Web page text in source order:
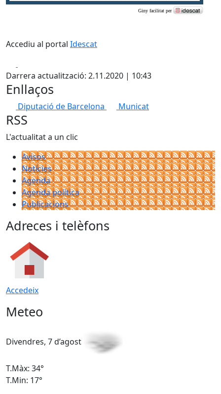
Accediu al portal Idescat
Darrera actualització: 2.11.2020 | 10:43
Enllaços
Diputació de Barcelona Municat
RSS
L'actualitat a un clic
Avisos
Notícies
Agenda
Agenda política
Publicacions
Adreces i telèfons
Accedeix
Meteo
Divendres, 7 d’agost
T.Màx: 34°
T.Min: 17°